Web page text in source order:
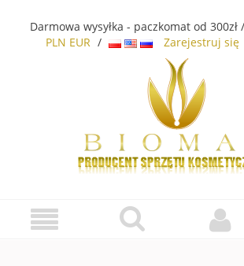
Darmowa wysyłka - paczkomat od 300zł
PLN EUR / Zarejestruj się